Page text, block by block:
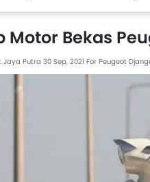
Motor Bekas
Jaya Putra 30 Sep, 2021 For Peugeot